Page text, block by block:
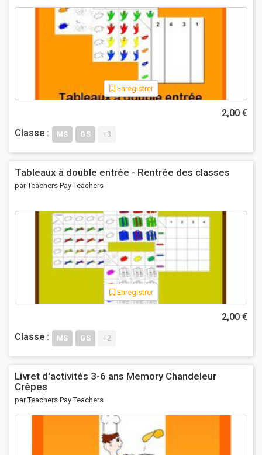
Enregistrer
2,00 €
Classe :
MS GS +3
Tableaux à double entrée - Rentrée des classes
par Teachers Pay Teachers
Enregistrer
2,00 €
Classe :
MS GS +2
Livret d'activités 3-6 ans Memory Chandeleur
Crêpes
par Teachers Pay Teachers